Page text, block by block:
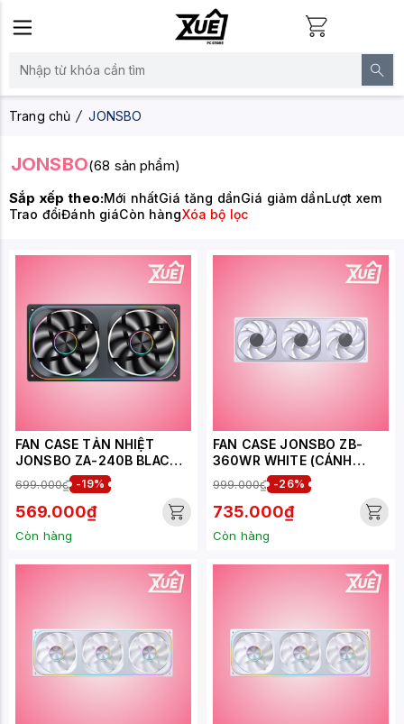
Trang chủ JONSBO
JONSBO(68 sản phẩm)
Sắp xếp theo:Mới nhấtGiá tăng dầnGiá giảm dầnLượt xem
Trao đổiĐánh giáCòn hàngXóa bộ lọc
FAN CASE TẢN NHIỆT
JONSBO ZA-240B BLACK
LED ARGB INFINITY
699.000₫ -19%
569.000₫
Còn hàng
FAN CASE JONSBO ZB-
360WR WHITE (CÁNH
NGƯỢC)
999.000₫ -26%
735.000₫
Còn hàng